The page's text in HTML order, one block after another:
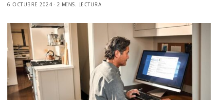
6 OCTUBRE 2024
2 MINS. LECTURA